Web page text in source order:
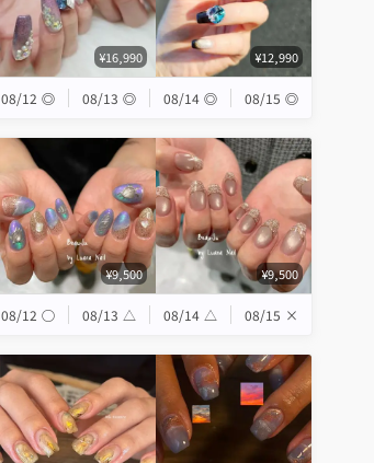
¥16,990 ¥12,990
08/12 ◎ 08/13 ◎ 08/14 ◎ 08/15 ◎
¥9,500 ¥9,500
08/12 ◯ 08/13 △ 08/14 △ 08/15 ×